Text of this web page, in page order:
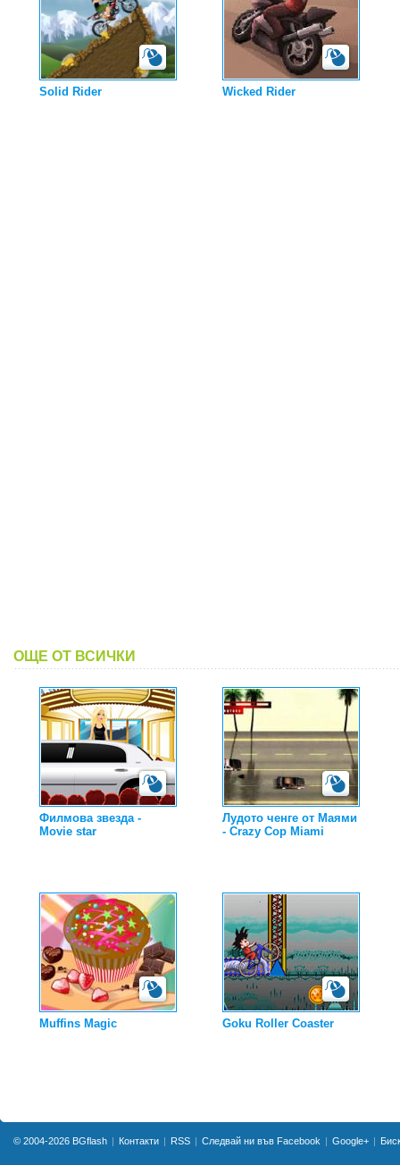
Solid Rider Wicked Rider
ОЩЕ ОТ ВСИЧКИ
Филмова звезда -
Movie star
Лудото ченге от Маями
- Crazy Cop Miami
Muffins Magic Goku Roller Coaster
© 2004-2026 BGflash Контакти RSS Следвай ни във Facebook Google+